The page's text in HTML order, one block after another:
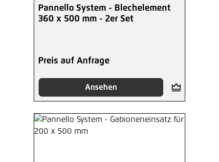
Pannello System - Blechelement
360 x 500 mm - 2er Set
Preis auf Anfrage
Ansehen